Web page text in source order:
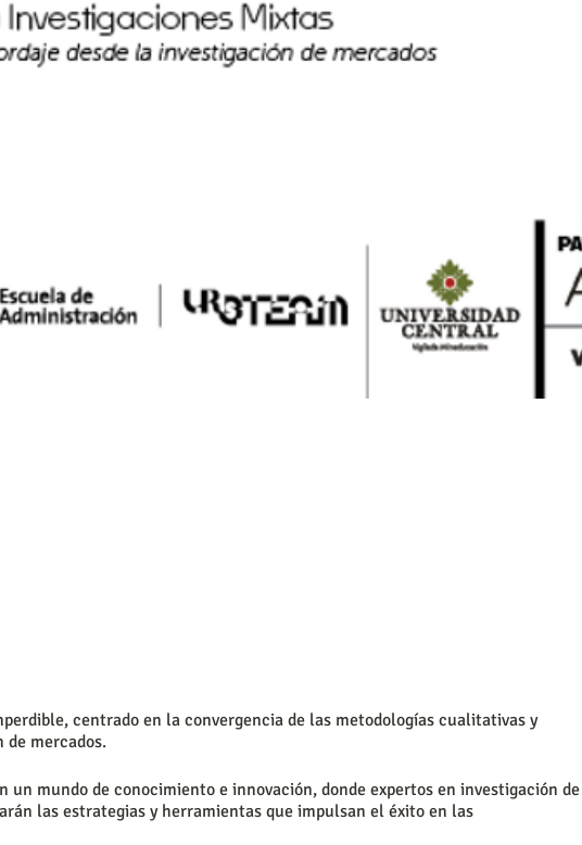
centrado en la convergencia de las metodologías cualitativas y
mercados.
un mundo de conocimiento e innovación, donde expertos en investigación de
las estrategias y herramientas que impulsan el éxito en las